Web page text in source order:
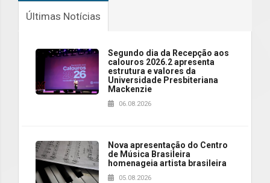
Últimas Notícias
Segundo dia da Recepção aos
calouros 2026.2 apresenta
estrutura e valores da
Universidade Presbiteriana
Mackenzie
06.08.2026
Nova apresentação do Centro
de Música Brasileira
homenageia artista brasileira
05.08.2026